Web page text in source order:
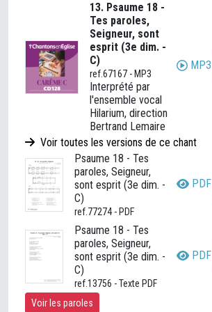
13. Psaume 18 -
Tes paroles,
Seigneur, sont
esprit (3e dim. -
C)
ref.67167 - MP3
Interprété par
l'ensemble vocal
Hilarium, direction
Bertrand Lemaire
MP3
Voir toutes les versions de ce chant
Psaume 18 - Tes
paroles, Seigneur,
sont esprit (3e dim. -
C)
ref.77274 - PDF
PDF
Psaume 18 - Tes
paroles, Seigneur,
sont esprit (3e dim. -
C)
ref.13756 - Texte PDF
PDF
Voir les paroles